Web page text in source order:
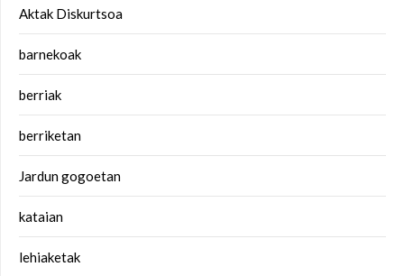
Aktak Diskurtsoa
barnekoak
berriak
berriketan
Jardun gogoetan
kataian
lehiaketak